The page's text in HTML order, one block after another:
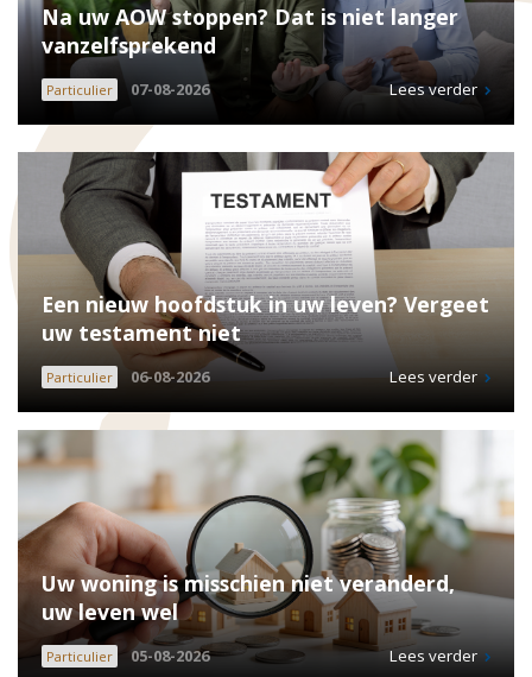
Particulier 07-08-2026
Na uw AOW stoppen? Dat is niet langer
vanzelfsprekend
Lees verder
Particulier 06-08-2026
Een nieuw hoofdstuk in uw leven? Vergeet
uw testament niet
Lees verder
Particulier 05-08-2026
Uw woning is misschien niet veranderd,
uw leven wel
Lees verder